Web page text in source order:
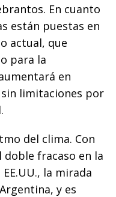
En cuanto
están puestas en
actual, que
para la
en
limitaciones por
del clima. Con
fracaso en la
la mirada
y es